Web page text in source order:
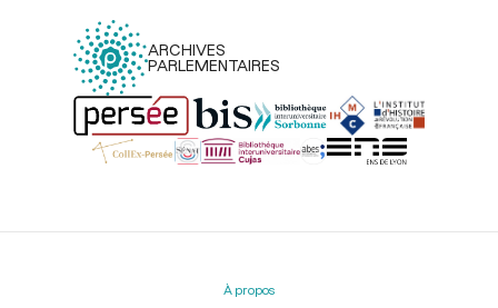
ARCHIVES
PARLEMENTAIRES
Menu
À propos